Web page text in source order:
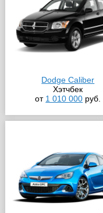
Dodge Caliber
Хэтчбек
от 1 010 000 руб.